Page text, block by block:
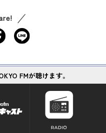
FMが聴けます。